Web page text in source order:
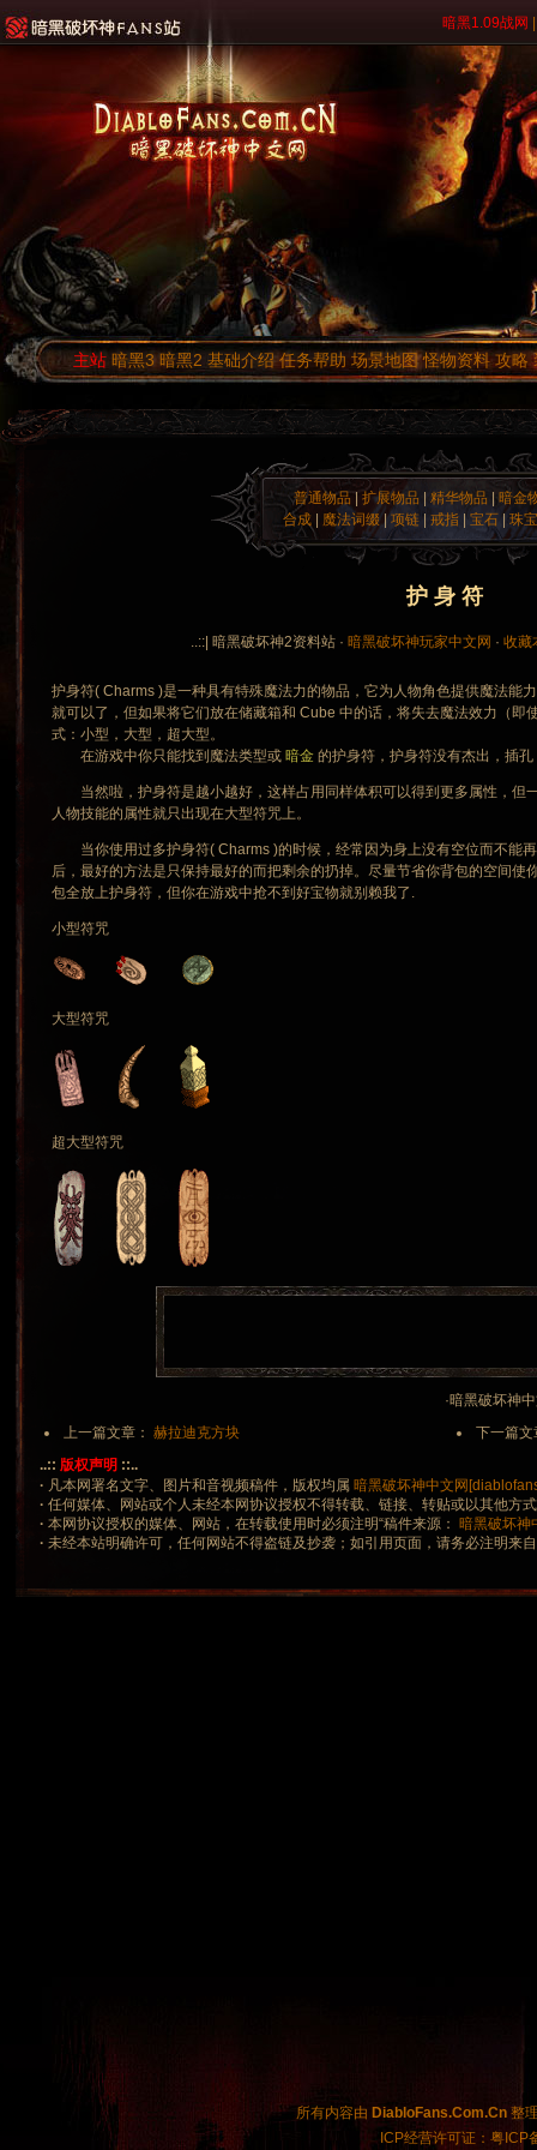
暗黑1.09战网
主站 暗黑3 暗黑2 基础介绍 任务帮助 场景地图 怪物资料 攻略
普通物品 | 扩展物品 精华物品
暗金
合成
魔法词缀|项链 戒指 |宝石 珠宝
护 身 符
..::| 暗黑破坏神2资料站 · 暗黑破坏神玩家中文网 · 收藏
护身符( Charms )是一种具有特殊魔法力的物品，它为人物角色提供魔法能
就可以了，但如果将它们放在储藏箱和 Cube 中的话，将失去魔法效力（即
式：小型，大型，超大型。
在游戏中你只能找到魔法类型或暗金 的护身符，护身符没有杰出，插
当然啦，护身符是越小越好，这样占用同样体积可以得到更多属性，但
人物技能的属性就只出现在大型符咒上。
当你使用过多护身符( Charms )的时候，经常因为身上没有空位而不能
后，最好的方法是只保持最好的而把剩余的扔掉。尽量节省你背包的空间
包全放上护身符，但你在游戏中抢不到好宝物就别赖我了.
小型符咒
大型符咒
超大型符咒
·暗黑破坏神
上一篇文章：赫拉迪克方块
下一篇
..::版权声明 ::..
· 凡本网署名文字、图片和音视频稿件，版权均属暗黑破坏神中文网
·任何媒体、网站或个人未经本网协议授权不得转载、链接、转贴或以其他方
·本网协议授权的媒体、网站，在转载使用时必须注明“稿件来源： 暗黑破坏神
·未经本站明确许可，任何网站不得盗链及抄袭；如引用页面，请务必注明来
所有内容由 DiabloFans.Com.Cn 整
ICP经营许可证：粤